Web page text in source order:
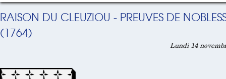
RAISON DU CLEUZIOU - PREUVES DE
(1764)
Lundi 14